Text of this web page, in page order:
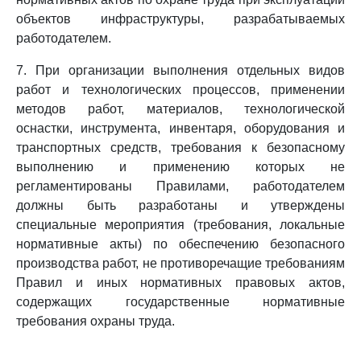
объектов инфраструктуры, разрабатываемых
работодателем.
7. При организации выполнения отдельных видов
работ и технологических процессов, применении
методов работ, материалов, технологической
оснастки, инструмента, инвентаря, оборудования и
транспортных средств, требования к безопасному
выполнению и применению которых не
регламентированы Правилами, работодателем
должны быть разработаны и утверждены
специальные мероприятия (требования, локальные
нормативные акты) по обеспечению безопасного
производства работ, не противоречащие требованиям
Правил и иных нормативных правовых актов,
содержащих государственные нормативные
требования охраны труда.